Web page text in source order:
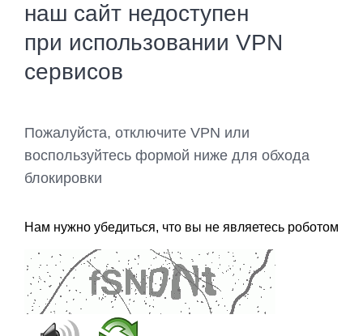
наш сайт недоступен
при использовании VPN
сервисов
Пожалуйста, отключите VPN или
воспользуйтесь формой ниже для обхода
блокировки
Нам нужно убедиться, что вы не являетесь роботом